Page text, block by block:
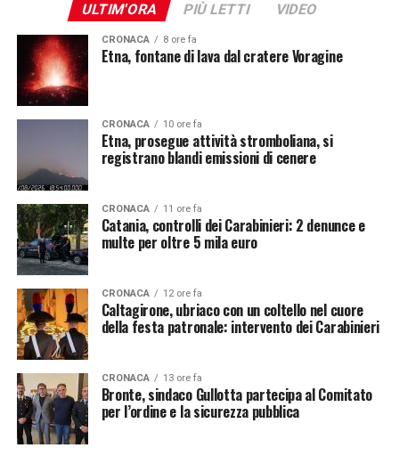
ULTIM'ORA PIÙ LETTI VIDEO
CRONACA 8 ore fa
Etna, fontane di lava dal cratere Voragine
CRONACA 10 ore fa
Etna, prosegue attività stromboliana, si
registrano blandi emissioni di cenere
CRONACA 11 ore fa
Catania, controlli dei Carabinieri: 2 denunce e
multe per oltre 5 mila euro
CRONACA 12 ore fa
Caltagirone, ubriaco con un coltello nel cuore
della festa patronale: intervento dei Carabinieri
CRONACA 13 ore fa
Bronte, sindaco Gullotta partecipa al Comitato
per l’ordine e la sicurezza pubblica